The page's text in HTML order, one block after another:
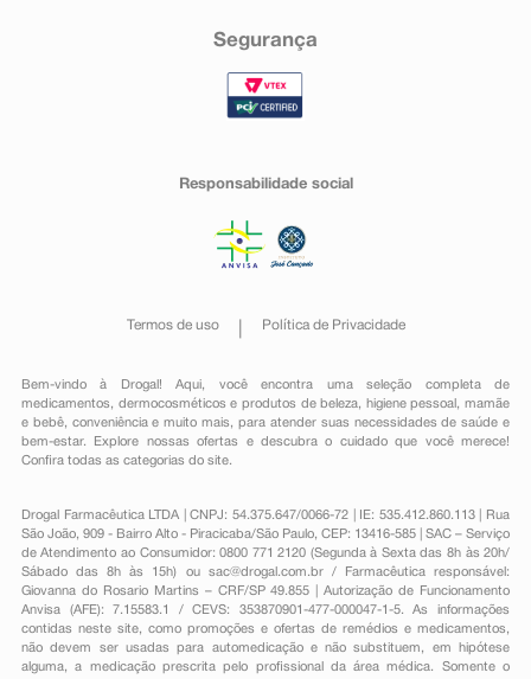
Segurança
Responsabilidade social
Termos de uso Política de Privacidade
Bem-vindo à Drogal! Aqui, você encontra uma seleção completa de
medicamentos , dermocosméticos e produtos de beleza, higiene pessoal ,mamãe
e bebê, conveniênciae muito mais, para atender suas necessidades de saúde e
bem-estar. Explore nossas ofertas e descubra o cuidado que você merece!
Confira todas as categorias do site.
Drogal Farmacêutica LTDA | CNPJ: 54.375.647/0066-72 | IE: 535.412.860.113 | Rua
São João, 909 - Bairro Alto - Piracicaba/São Paulo, CEP: 13416-585 | SAC – Serviço
de Atendimento ao Consumidor: 0800 771 2120 (Segunda à Sexta das 8h às 20h/
Sábado das 8h às 15h) ou sac@drogal.com.br/ Farmacêutica responsável:
Giovanna do Rosario Martins – CRF/SP 49.855 | Autorização de Funcionamento
Anvisa (AFE): 7.15583.1 / CEVS: 353870901-477-000047-1-5. As informações
contidas neste site, como promoções e ofertas de remédios e medicamentos,
não devem ser usadas para automedicação e não substituem, em hipótese
alguma, a medicação prescrita pelo profissional da área médica. Somente o